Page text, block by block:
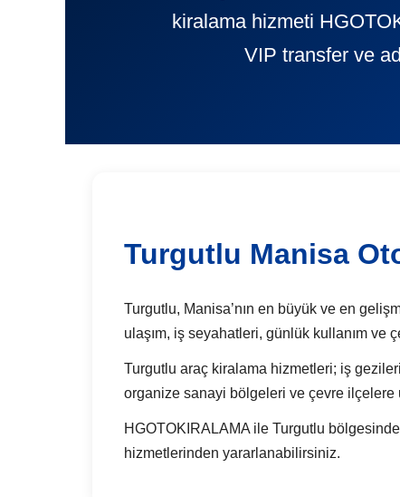
kiralama hizmeti
VIP transfer ve
Turgutlu Manisa
Turgutlu, Manisa’nın en büyük ve en
ulaşım, iş seyahatleri, günlük kullanım ve
Turgutlu araç kiralama hizmetleri; iş
organize sanayi bölgeleri ve çevre ilçelere
HGOTOKIRALAMA ile Turgutlu
hizmetlerinden yararlanabilirsiniz.